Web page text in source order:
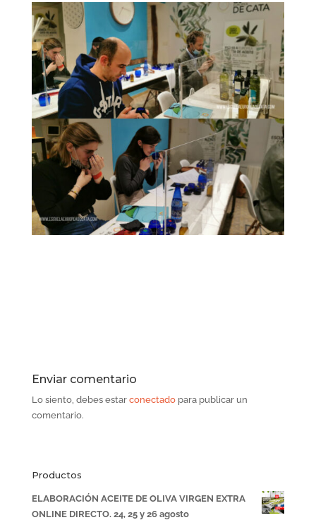
Enviar comentario
Lo siento, debes estar conectadopara publicar un
comentario.
Productos
ELABORACIÓN ACEITE DE OLIVA VIRGEN EXTRA
ONLINE DIRECTO. 24, 25 y 26 agosto